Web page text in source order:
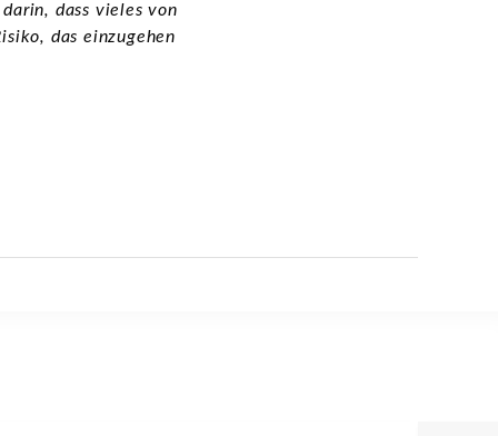
dass vieles von
das einzugehen